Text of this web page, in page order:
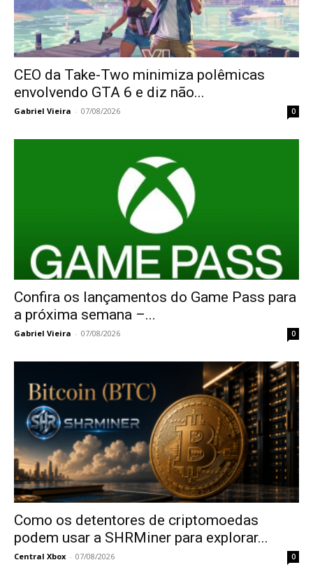
CEO da Take-Two minimiza polêmicas
envolvendo GTA 6 e diz não...
Gabriel Vieira - 07/08/2026 0
Confira os lançamentos do Game Pass para
a próxima semana –...
Gabriel Vieira - 07/08/2026 0
Como os detentores de criptomoedas
podem usar a SHRMiner para explorar...
Central Xbox - 07/08/2026 0